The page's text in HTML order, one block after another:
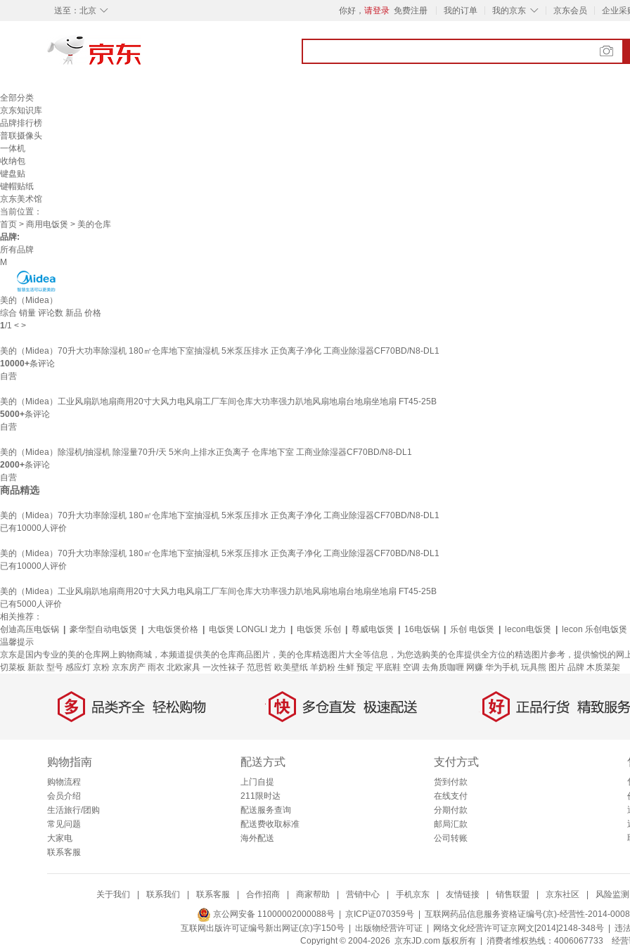
◇
送至： 北京 你好， 请登录 免费注册 我的订单 ◇
我的京东 京东会员 企业采
全部分类
京东知识库
品牌排行榜
普联摄像头
一体机
收纳包
键盘贴
键帽贴纸
京东美术馆
当前位置：
首页 > 商用电饭煲 > 美的仓库
品牌:
所有品牌
M
美的（Midea）
综合 销量 评论数 新品 价格
1/1 < >
美的（Midea）70升大功率除湿机 180㎡仓库地下室抽湿机 5米泵压排水 正负离子净化 工商业除湿器CF70BD/N8-DL1
10000+条评论
自营
美的（Midea）工业风扇趴地扇商用20寸大风力电风扇工厂车间仓库大功率强力趴地风扇地扇台地扇坐地扇 FT45-25B
5000+条评论
自营
美的（Midea）除湿机/抽湿机 除湿量70升/天 5米向上排水正负离子 仓库地下室 工商业除湿器CF70BD/N8-DL1
2000+条评论
自营
商品精选
美的（Midea）70升大功率除湿机 180㎡仓库地下室抽湿机 5米泵压排水 正负离子净化 工商业除湿器CF70BD/N8-DL1
已有10000人评价
美的（Midea）70升大功率除湿机 180㎡仓库地下室抽湿机 5米泵压排水 正负离子净化 工商业除湿器CF70BD/N8-DL1
已有10000人评价
美的（Midea）工业风扇趴地扇商用20寸大风力电风扇工厂车间仓库大功率强力趴地风扇地扇台地扇坐地扇 FT45-25B
已有5000人评价
相关推荐：
创迪高压电饭锅
豪华型自动电饭煲 大电饭煲价格 电饭煲 LONGLI 龙力 电饭煲 乐创 尊威电饭煲 16电饭锅 乐创 电饭煲 lecon电饭煲 lecon 乐创电饭煲
温馨提示
京东是国内专业的美的仓库网上购物商城，本频道提供美的仓库商品图片，美的仓库精选图片大全等信息，为您选购美的仓库提供全方位的精选图片参考，提供愉悦的网
切菜板 新款 型号 感应灯 京粉 京东房产 雨衣 北欧家具 一次性袜子 范思哲 欧美壁纸 羊奶粉 生鲜 预定 平底鞋 空调 去角质咖喱 网赚 华为手机 玩具熊 图片 品牌 木质菜架
多 品类齐全，轻松购物 快 多仓直发，极速配送 好 正品行货，精致服务
购物指南
购物流程
会员介绍
生活旅行/团购
常见问题
大家电
联系客服
配送方式
上门自提
211限时达
配送服务查询
配送费收取标准
海外配送
支付方式
货到付款
在线支付
分期付款
邮局汇款
公司转账
关于我们 联系我们 联系客服 合作招商 商家帮助 营销中心 手机京东 友情链接 销售联盟 京东社区 风险监测
京公网安备 11000002000088号 | 京ICP证070359号 | 互联网药品信息服务资格证编号(京)-经营性-2014-0008
互联网出版许可证编号新出网证(京)字150号 | 出版物经营许可证| 网络文化经营许可证京网文[2014]2148-348号| 违法
Copyright © 2004-2026 京东JD.com 版权所有 | 消费者维权热线：4006067733 经营